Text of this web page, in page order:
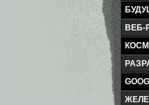
ВЕБ-